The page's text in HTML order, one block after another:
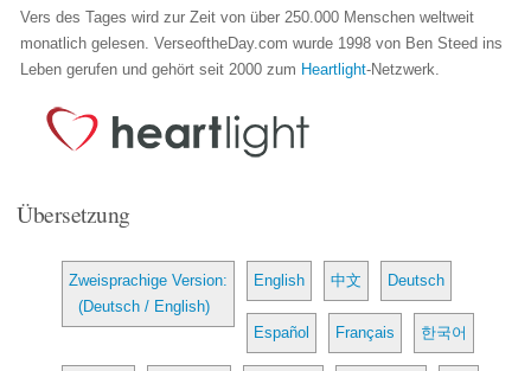
Vers des Tages wird zur Zeit von über 250.000 Menschen weltweit
monatlich gelesen. VerseoftheDay.com wurde 1998 von Ben Steed ins
Leben gerufen und gehört seit 2000 zum Heartlight-Netzwerk.
Übersetzung
Zweisprachige Version:
(Deutsch / English)
English 中文 Deutsch
Español Français 한국어